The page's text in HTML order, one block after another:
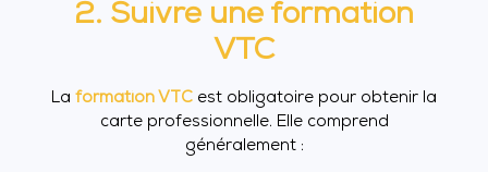
2. Suivre une formation
VTC
La formation VTC est obligatoire pour obtenir la
carte professionnelle. Elle comprend
généralement :